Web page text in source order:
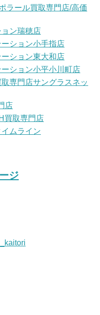
ラール買取専門店/高価
ン瑞穂店
ション小手指店
ション東大和店
ション小平小川町店
専門店サングラスネッ
店
買取専門店
ムライン
ジ